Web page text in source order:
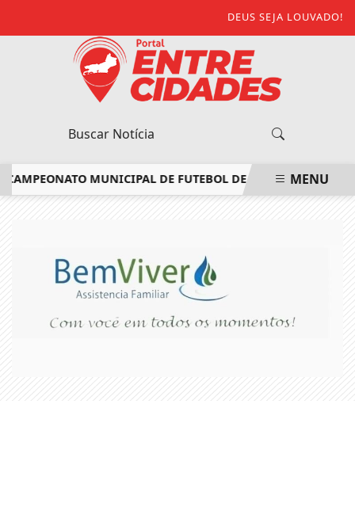
DEUS SEJA LOUVADO!
MUNICIPAL DE FUTEBOL DE ITALVA ESCOLA
MENU